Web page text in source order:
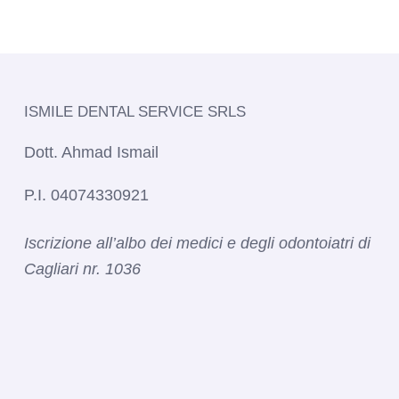
ISMILE DENTAL SERVICE SRLS​
Dott. Ahmad Ismail
P.I. 04074330921
Iscrizione all’albo dei medici e degli odontoiatri di
Cagliari nr. 1036​